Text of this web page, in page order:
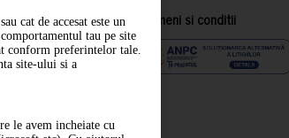
Termeni si conditii
cat de accesat este un
tau pe site
conform preferintelor tale.
site-ului si a
le avem incheiate cu